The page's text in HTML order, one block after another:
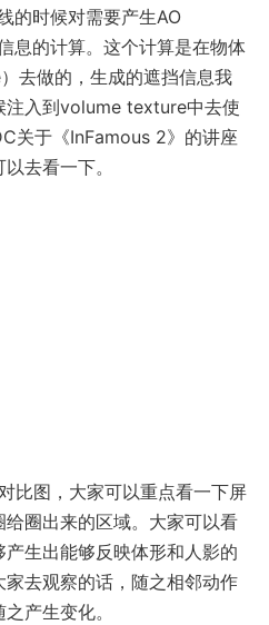
的时候对需要产生AO
息的计算。这个计算是在物体
去做的，生成的遮挡信息我
注入到volume texture中去使
关于《InFamous 2》的讲座
去看一下。
比图，大家可以重点看一下屏
圈出来的区域。大家可以看
生出能够反映体形和人影的
去观察的话，随之相邻动作
产生变化。